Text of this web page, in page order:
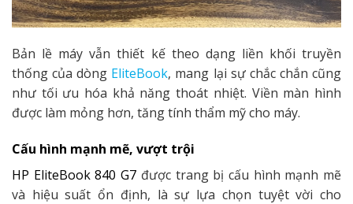
Bản lề máy vẫn thiết kế theo dạng liền khối truyền
thống của dòng EliteBook, mang lại sự chắc chắn cũng
như tối ưu hóa khả năng thoát nhiệt. Viền màn hình
được làm mỏng hơn, tăng tính thẩm mỹ cho máy.
Cấu hình mạnh mẽ, vượt trội
HP EliteBook 840 G7 được trang bị cấu hình mạnh mẽ
và hiệu suất ổn định, là sự lựa chọn tuyệt vời cho